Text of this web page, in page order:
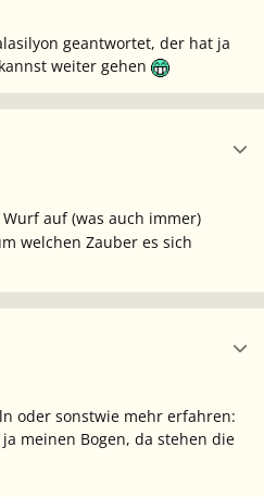
geantwortet, der hat ja
weiter gehen
auf (was auch immer)
welchen Zauber es sich
oder sonstwie mehr erfahren:
meinen Bogen, da stehen die